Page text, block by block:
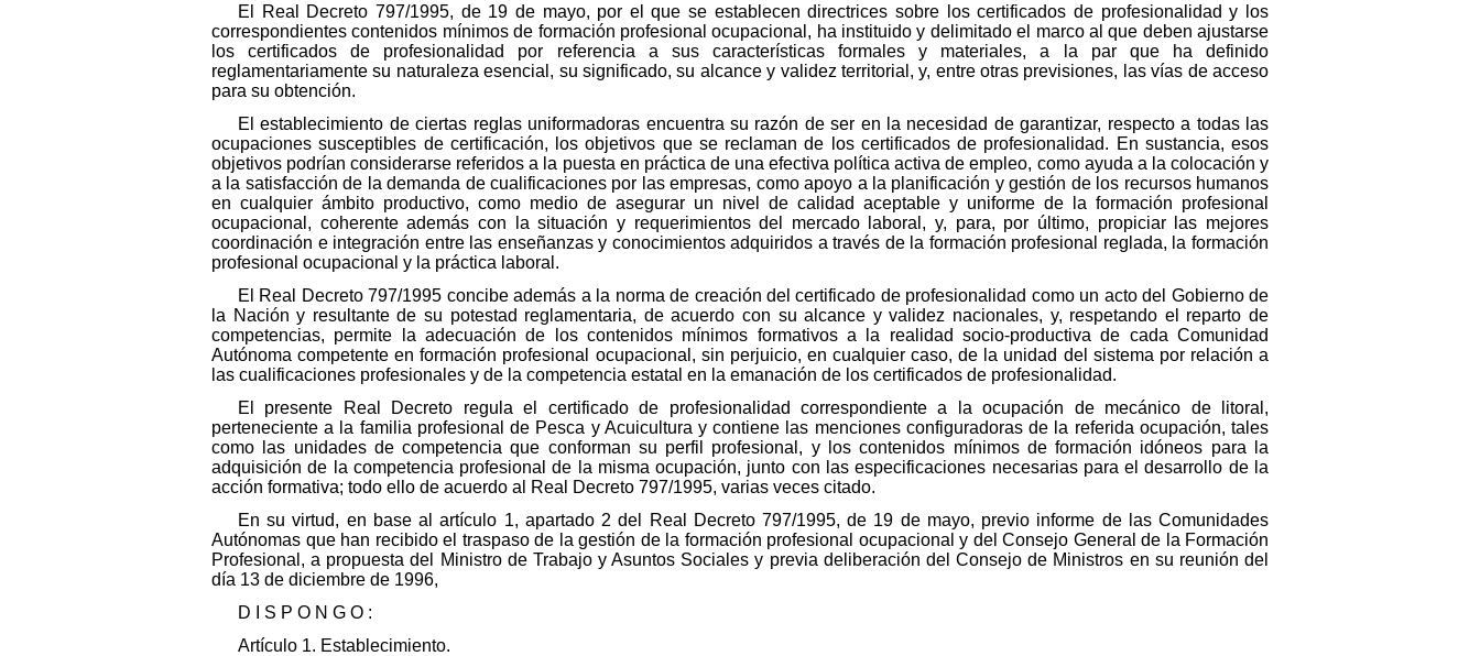
El Real Decreto 797/1995, de 19 de mayo, por el que se establecen directrices sobre los certificados de profesionalidad y los
correspondientes contenidos mínimos de formación profesional ocupacional, ha instituido y delimitado el marco al que deben ajustarse
los certificados de profesionalidad por referencia a sus características formales y materiales, a la par que ha definido
reglamentariamente su naturaleza esencial, su significado, su alcance y validez territorial, y, entre otras previsiones, las vías de acceso
para su obtención.
El establecimiento de ciertas reglas uniformadoras encuentra su razón de ser en la necesidad de garantizar, respecto a todas las
ocupaciones susceptibles de certificación, los objetivos que se reclaman de los certificados de profesionalidad. En sustancia, esos
objetivos podrían considerarse referidos a la puesta en práctica de una efectiva política activa de empleo, como ayuda a la colocación y
a la satisfacción de la demanda de cualificaciones por las empresas, como apoyo a la planificación y gestión de los recursos humanos
en cualquier ámbito productivo, como medio de asegurar un nivel de calidad aceptable y uniforme de la formación profesional
ocupacional, coherente además con la situación y requerimientos del mercado laboral, y, para, por último, propiciar las mejores
coordinación e integración entre las enseñanzas y conocimientos adquiridos a través de la formación profesional reglada, la formación
profesional ocupacional y la práctica laboral.
El Real Decreto 797/1995 concibe además a la norma de creación del certificado de profesionalidad como un acto del Gobierno de
la Nación y resultante de su potestad reglamentaria, de acuerdo con su alcance y validez nacionales, y, respetando el reparto de
competencias, permite la adecuación de los contenidos mínimos formativos a la realidad socio-productiva de cada Comunidad
Autónoma competente en formación profesional ocupacional, sin perjuicio, en cualquier caso, de la unidad del sistema por relación a
las cualificaciones profesionales y de la competencia estatal en la emanación de los certificados de profesionalidad.
El presente Real Decreto regula el certificado de profesionalidad correspondiente a la ocupación de mecánico de litoral,
perteneciente a la familia profesional de Pesca y Acuicultura y contiene las menciones configuradoras de la referida ocupación, tales
como las unidades de competencia que conforman su perfil profesional, y los contenidos mínimos de formación idóneos para la
adquisición de la competencia profesional de la misma ocupación, junto con las especificaciones necesarias para el desarrollo de la
acción formativa; todo ello de acuerdo al Real Decreto 797/1995, varias veces citado.
En su virtud, en base al artículo 1, apartado 2 del Real Decreto 797/1995, de 19 de mayo, previo informe de las Comunidades
Autónomas que han recibido el traspaso de la gestión de la formación profesional ocupacional y del Consejo General de la Formación
Profesional, a propuesta del Ministro de Trabajo y Asuntos Sociales y previa deliberación del Consejo de Ministros en su reunión del
día 13 de diciembre de 1996,
D I S P O N G O :
Artículo 1. Establecimiento.